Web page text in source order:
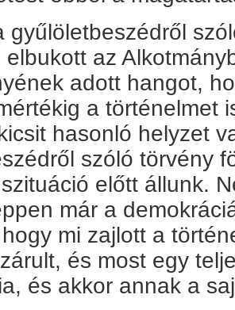
gyűlöletbeszédről
elbukott az
adott hangot,
a történelmet
hasonló helyzet
szóló törvény
előtt állunk.
már a
mi zajlott a
és most egy
és akkor annak a